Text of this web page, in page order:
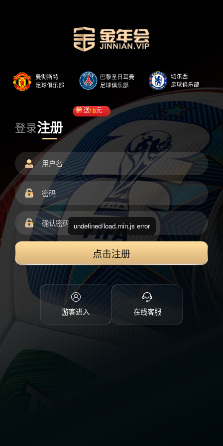
登录注册
送18元
点击注册
游客进入 在线客服
undefined/load.min.js error